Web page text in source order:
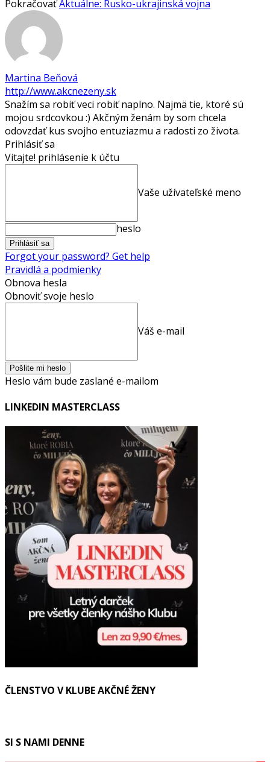
PokračovaťAktuálne: Rusko-ukrajinská vojna
Martina Beňová
http://www.akcnezeny.sk
Snažím sa robiť veci robiť naplno. Najmä tie, ktoré sú
mojou srdcovkou :) Akčným ženám by som chcela
odovzdať kus svojho entuziazmu a radosti zo života.
Prihlásiť sa
Vitajte! prihlásenie k účtu
Vaše užívateľské meno
heslo
Forgot your password? Get help
Pravidlá a podmienky
Obnova hesla
Obnoviť svoje heslo
Váš e-mail
Heslo vám bude zaslané e-mailom
LINKEDIN MASTERCLASS
ČLENSTVO V KLUBE AKČNÉ ŽENY
SI S NAMI DENNE